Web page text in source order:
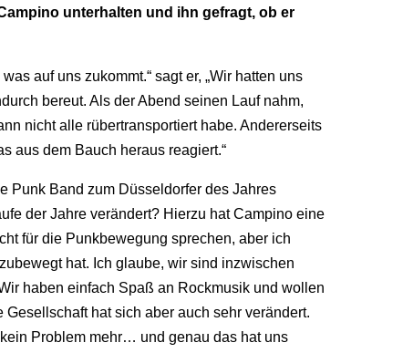
unterhalten und ihn gefragt, ob er
auf uns zukommt.“ sagt er, „Wir hatten uns
bereut. Als der Abend seinen Lauf nahm,
nicht alle rübertransportiert habe. Andererseits
aus dem Bauch heraus reagiert.“
Punk Band zum Düsseldorfer des Jahres
der Jahre verändert? Hierzu hat Campino eine
für die Punkbewegung sprechen, aber ich
hat. Ich glaube, wir sind inzwischen
haben einfach Spaß an Rockmusik und wollen
hat sich aber auch sehr verändert.
Problem mehr… und genau das hat uns